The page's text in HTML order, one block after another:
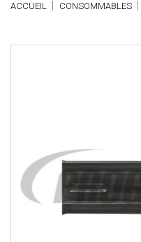
ACCUEIL CONSOMMABLES